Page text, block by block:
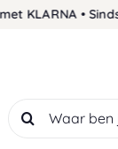
• Sinds
for: